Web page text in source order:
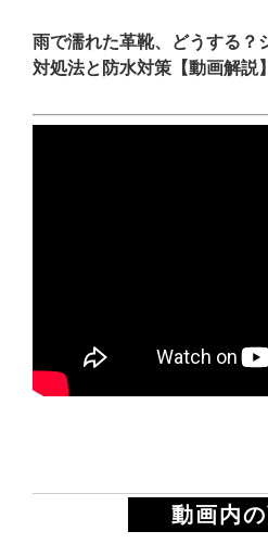
雨で濡れた革靴、どうする？
対処法と防水対策【動画解説】
動画内